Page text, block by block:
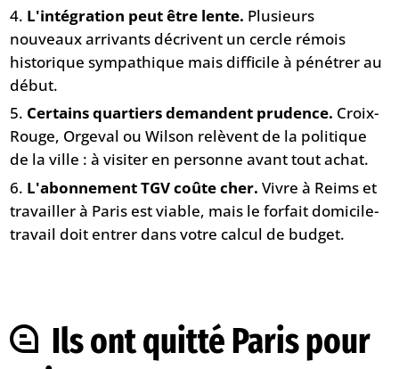
L'intégration peut être lente. Plusieurs
nouveaux arrivants décrivent un cercle rémois
historique sympathique mais difficile à pénétrer au
début.
Certains quartiers demandent prudence. Croix-
Rouge, Orgeval ou Wilson relèvent de la politique
de la ville : à visiter en personne avant tout achat.
L'abonnement TGV coûte cher. Vivre à Reims et
travailler à Paris est viable, mais le forfait domicile-
travail doit entrer dans votre calcul de budget.
Ils ont quitté Paris pour